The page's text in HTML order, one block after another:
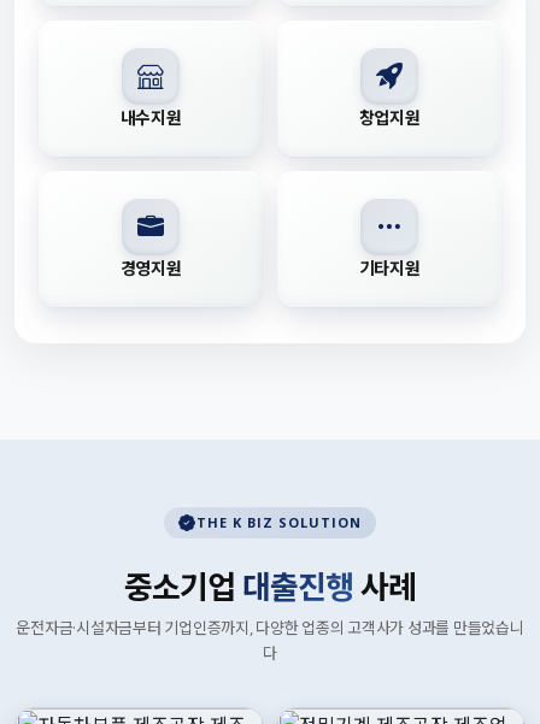
내수지원 창업지원
경영지원 기타지원
THE K BIZ SOLUTION
중소기업 대출진행사례
운전자금·시설자금부터 기업인증까지, 다양한 업종의 고객사가 성과를 만들었습니
다